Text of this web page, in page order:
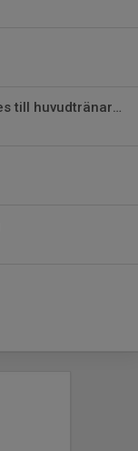
Mickaela Trobäck Paulsson utses till huvudtränare för damlaget och damjunio